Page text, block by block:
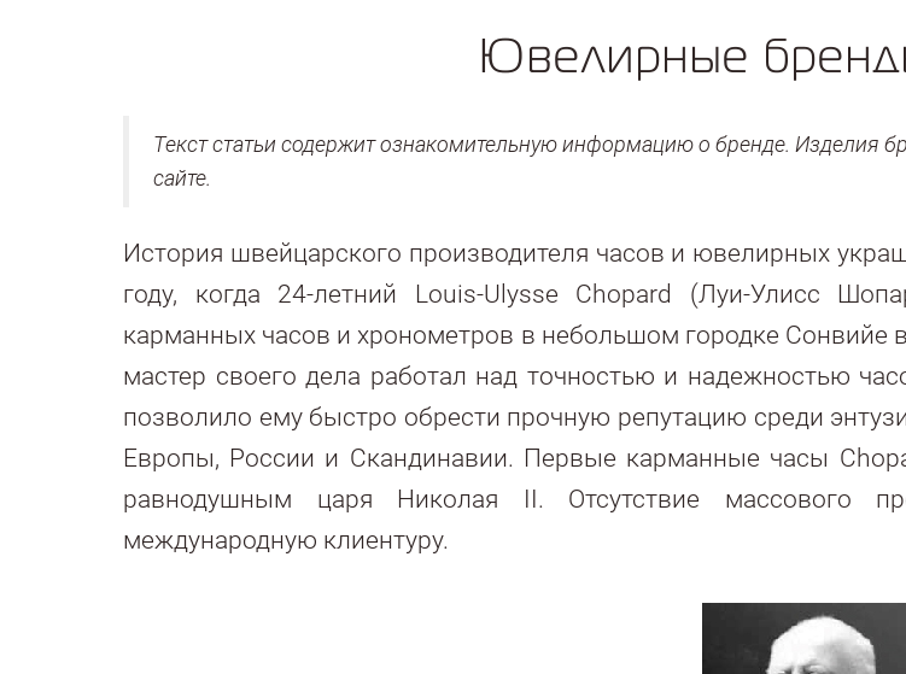
Ювелирные
Текст статьи содержит ознакомительную информацию о бренде. Изделия
сайте.
История швейцарского производителя часов и ювелирных
году, когда 24-летний Louis-Ulysse Chopard (Луи-Улисс
карманных часов и хронометров в небольшом городке
мастер своего дела работал над точностью и надежностью
позволило ему быстро обрести прочную репутацию среди
Европы, России и Скандинавии. Первые карманные часы
равнодушным царя Николая II. Отсутствие массового
международную клиентуру.